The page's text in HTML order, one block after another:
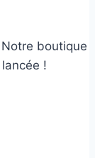
Notre boutique
!